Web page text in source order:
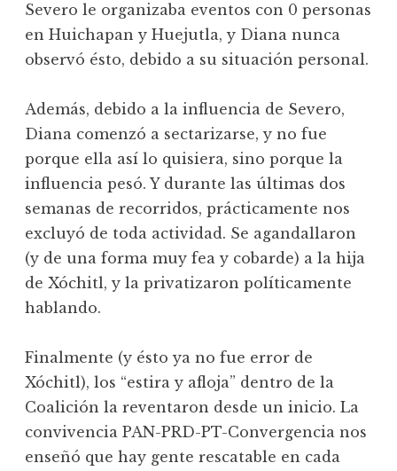
Severo le organizaba eventos con 0 personas
en Huichapan y Huejutla, y Diana nunca
observó ésto, debido a su situación personal.
Además, debido a la influencia de Severo,
Diana comenzó a sectarizarse, y no fue
porque ella así lo quisiera, sino porque la
influencia pesó. Y durante las últimas dos
semanas de recorridos, prácticamente nos
excluyó de toda actividad. Se agandallaron
(y de una forma muy fea y cobarde) a la hija
de Xóchitl, y la privatizaron políticamente
hablando.
Finalmente (y ésto ya no fue error de
Xóchitl), los “estira y afloja” dentro de la
Coalición la reventaron desde un inicio. La
convivencia PAN-PRD-PT-Convergencia nos
enseñó que hay gente rescatable en cada